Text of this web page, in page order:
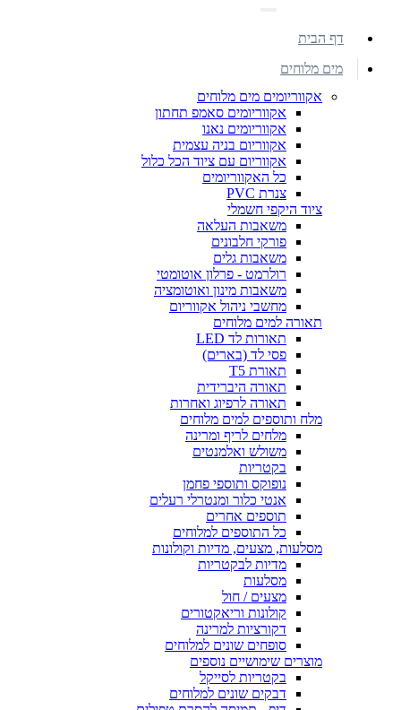
דף הבית
מים מלוחים
אקווריומים מים מלוחים
אקווריומים סאמפ תחתון
אקווריומים נאנו
אקווריום בניה עצמית
אקווריום עם ציוד הכל כלול
כל האקווריומים
צנרת PVC
ציוד היקפי חשמלי
משאבות העלאה
פורקי חלבונים
משאבות גלים
רולרמט - פרלון אוטומטי
משאבות מינון ואוטומציה
מחשבי ניהול אקווריום
תאורה למים מלוחים
תאורות לד LED
פסי לד (בארים)
תאורת T5
תאורה היברידית
תאורה לרפיוג ואחרות
מלח ותוספים למים מלוחים
מלחים לריף ומרינה
משולש ואלמנטים
בקטריות
נופוקס ותוספי פחמן
אנטי כלור ומנטרלי רעלים
תוספים אחרים
כל התוספים למלוחים
מסלעות, מצעים, מדיות וקולונות
מדיות לבקטריות
מסלעות
מצעים / חול
קולונות וריאקטורים
דקורציות למרינה
סופחים שונים למלוחים
מוצרים שימושיים נוספים
בקטריות לסייקל
דבקים שונים למלוחים